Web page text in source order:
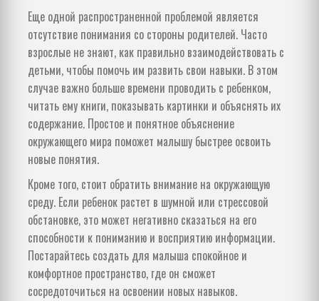
Еще одной распространенной проблемой является
отсутствие понимания со стороны родителей. Часто
взрослые не знают, как правильно взаимодействовать с
детьми, чтобы помочь им развить свои навыки. В этом
случае важно больше времени проводить с ребенком,
читать ему книги, показывать картинки и объяснять их
содержание. Простое и понятное объяснение
окружающего мира поможет малышу быстрее освоить
новые понятия.
Кроме того, стоит обратить внимание на окружающую
среду. Если ребенок растет в шумной или стрессовой
обстановке, это может негативно сказаться на его
способности к пониманию и восприятию информации.
Постарайтесь создать для малыша спокойное и
комфортное пространство, где он сможет
сосредоточиться на освоении новых навыков.